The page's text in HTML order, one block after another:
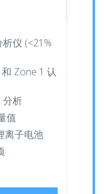
仪 (<21%
Zone 1 认
分析
值
离子电池